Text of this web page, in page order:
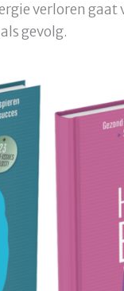
verloren gaat
gevolg.